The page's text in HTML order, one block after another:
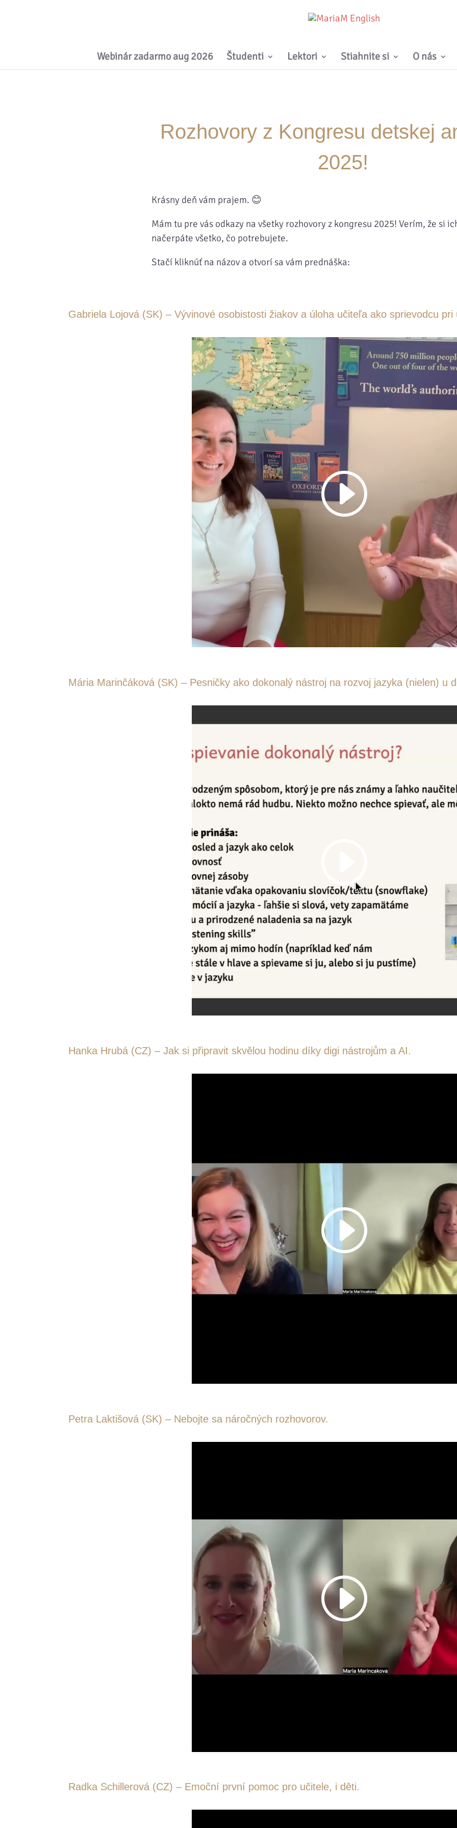
Webinár zadarmo aug 2026 Študenti Lektori Stiahnite si O nás
Rozhovory z Kongresu detskej
2025!
Krásny deň vám prajem. 😊
Mám tu pre vás odkazy na všetky rozhovory z kongresu 2025! Verím, že si
načerpáte všetko, čo potrebujete.
Stačí kliknúť na názov a otvorí sa vám prednáška:
Gabriela Lojová (SK) – Vývinové osobistosti žiakov a úloha učiteľa ako sprievodcu pri
Mária Marinčáková (SK) – Pesničky ako dokonalý nástroj na rozvoj jazyka (nielen) u
Hanka Hrubá (CZ) – Jak si připravit skvělou hodinu díky digi nástrojům a AI.
Petra Laktišová (SK) – Nebojte sa náročných rozhovorov.
Radka Schillerová (CZ) – Emoční první pomoc pro učitele, i děti.